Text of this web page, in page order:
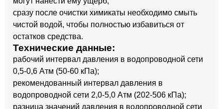
сразу после очистки химикаты необходимо смыть
чистой водой, чтобы полностью избавиться от
остатков средства.
Технические данные:
рабочий интервал давления в водопроводной сети
0,5-0,6 Атм (50-60 кПа);
рекомендованный интервал давления в
водопроводной сети 2,0-5,0 Атм (202-506 кПа);
разница значений давления в водопроводной сети